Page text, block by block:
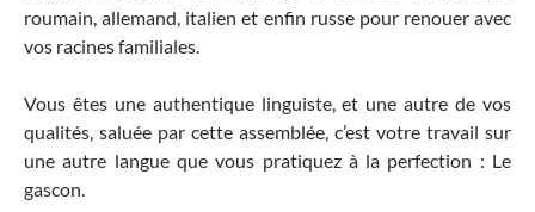
roumain, allemand, italien et enfin russe pour renouer avec
vos racines familiales.
Vous êtes une authentique linguiste, et une autre de vos
qualités, saluée par cette assemblée, c’est votre travail sur
une autre langue que vous pratiquez à la perfection : Le
gascon.